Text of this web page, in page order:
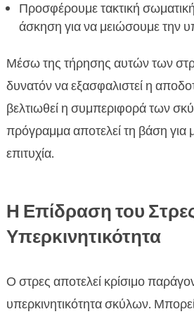
Προσφέρουμε τακτική
άσκηση για να μειώσουμε την
Μέσω της τήρησης αυτών των
δυνατόν να εξασφαλιστεί η
βελτιωθεί η συμπεριφορά των
πρόγραμμα αποτελεί τη βάση για
επιτυχία.
Η Επίδραση του
Υπερκινητικότητα
Ο στρες αποτελεί κρίσιμο
υπερκινητικότητα σκύλων. Μπορεί